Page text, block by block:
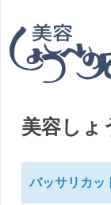
美容しょ
バッサリカッ